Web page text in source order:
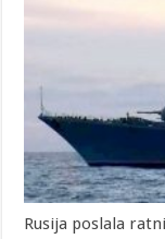
Rusija poslala